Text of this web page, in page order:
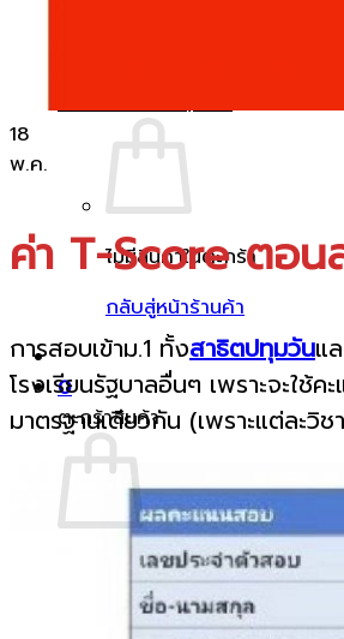
ไม่มีสินค้าในตะกร้า
กลับสู่หน้าร้านค้า
0
ตะกร้าสินค้า
ไม่มีสินค้าในตะกร้า
กลับสู่หน้าร้านค้า
18
พ.ค.
ค่า T-Score ตอน
การสอบเข้าม.1 ทั้งสาธิตปทุมวันแ
โรงเรียนรัฐบาลอื่นๆ เพราะจะใ
มาตรฐานเดียวกัน (เพราะแต่ละวิ